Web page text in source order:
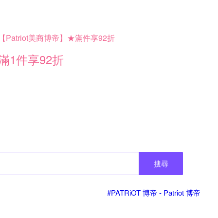
Patriot美商博帝】★滿件享92折
1件享92折
搜尋
#PATRiOT 博帝 - Patriot 博帝